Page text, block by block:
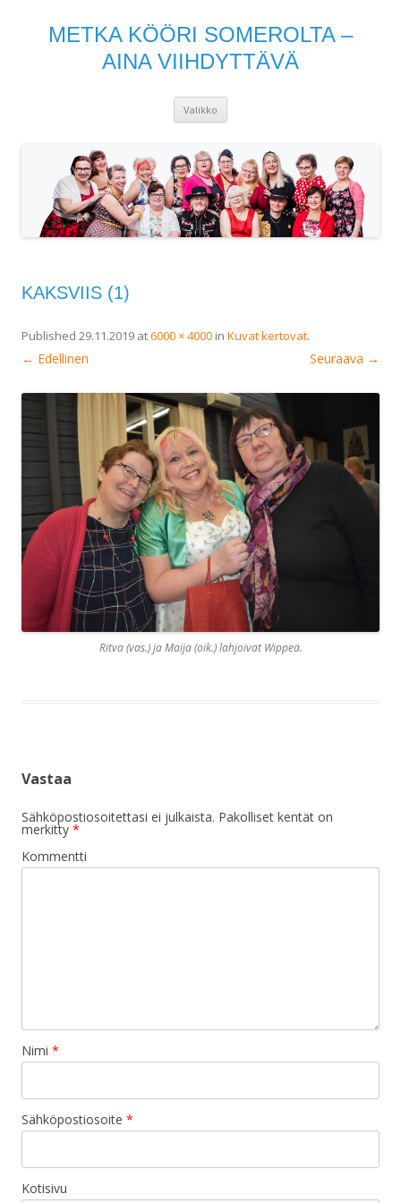
METKA KÖÖRI SOMEROLTA –
AINA VIIHDYTTÄVÄ
Valikko
KAKSVIIS (1)
Published 29.11.2019 at6000 × 4000 in Kuvat kertovat.
← Edellinen Seuraava →
Ritva (vas.) ja Maija (oik.) lahjoivat Wippeä.
Vastaa
Sähköpostiosoitettasi ei julkaista. Pakolliset kentät on
merkitty *
Kommentti
Nimi *
Sähköpostiosoite *
Kotisivu